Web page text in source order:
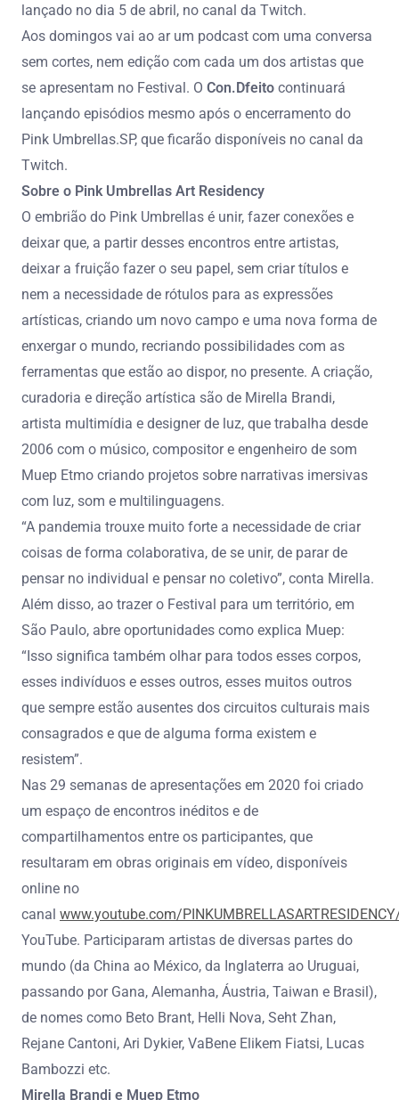
lançado no dia 5 de abril, no canal da Twitch.
Aos domingos vai ao ar um podcast com uma conversa
sem cortes, nem edição com cada um dos artistas que
se apresentam no Festival. O Con.Dfeito continuará
lançando episódios mesmo após o encerramento do
Pink Umbrellas.SP, que ficarão disponíveis no canal da
Twitch.
Sobre o Pink Umbrellas Art Residency
O embrião do Pink Umbrellas é unir, fazer conexões e
deixar que, a partir desses encontros entre artistas,
deixar a fruição fazer o seu papel, sem criar títulos e
nem a necessidade de rótulos para as expressões
artísticas, criando um novo campo e uma nova forma de
enxergar o mundo, recriando possibilidades com as
ferramentas que estão ao dispor, no presente. A criação,
curadoria e direção artística são de Mirella Brandi,
artista multimídia e designer de luz, que trabalha desde
2006 com o músico, compositor e engenheiro de som
Muep Etmo criando projetos sobre narrativas imersivas
com luz, som e multilinguagens.
“A pandemia trouxe muito forte a necessidade de criar
coisas de forma colaborativa, de se unir, de parar de
pensar no individual e pensar no coletivo”, conta Mirella.
Além disso, ao trazer o Festival para um território, em
São Paulo, abre oportunidades como explica Muep:
“Isso significa também olhar para todos esses corpos,
esses indivíduos e esses outros, esses muitos outros
que sempre estão ausentes dos circuitos culturais mais
consagrados e que de alguma forma existem e
resistem”.
Nas 29 semanas de apresentações em 2020 foi criado
um espaço de encontros inéditos e de
compartilhamentos entre os participantes, que
resultaram em obras originais em vídeo, disponíveis
online no
canal www.youtube.com/
YouTube. Participaram artistas de diversas partes do
mundo (da China ao México, da Inglaterra ao Uruguai,
passando por Gana, Alemanha, Áustria, Taiwan e Brasil),
de nomes como Beto Brant, Helli Nova, Seht Zhan,
Rejane Cantoni, Ari Dykier, VaBene Elikem Fiatsi, Lucas
Bambozzi etc.
Mirella Brandi e Muep Etmo